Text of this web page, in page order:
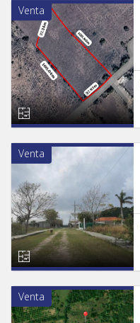
Venta
Venta
Venta